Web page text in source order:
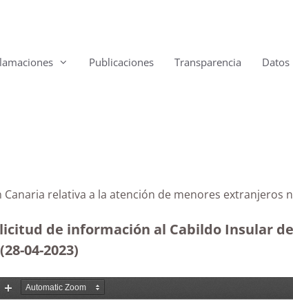
Publicaciones Transparencia Datos
relativa a la atención de menores extranjeros
de información al Cabildo Insular
04-2023)